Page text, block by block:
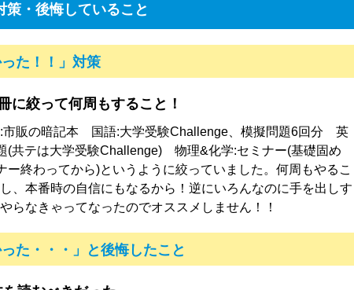
策・後悔していること
った！！」対策
に絞って何周もすること！
:市販の暗記本 国語:大学受験Challenge、模擬問題6回分 英
(共テは大学受験Challenge) 物理&化学:セミナー(基礎固め
ー終わってから)というように絞っていました。何周もやるこ
、本番時の自信にもなるから！逆にいろんなのに手を出しす
らなきゃってなったのでオススメしません！！
た・・・」と後悔したこと